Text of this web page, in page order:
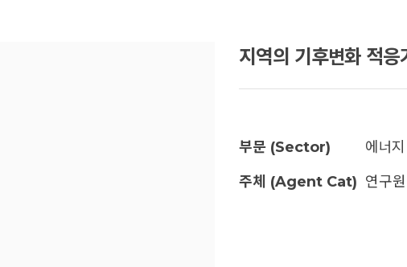
지역의 기후변화 적응
부문 (Sector)
에너지
주체 (Agent Cat) 연구원